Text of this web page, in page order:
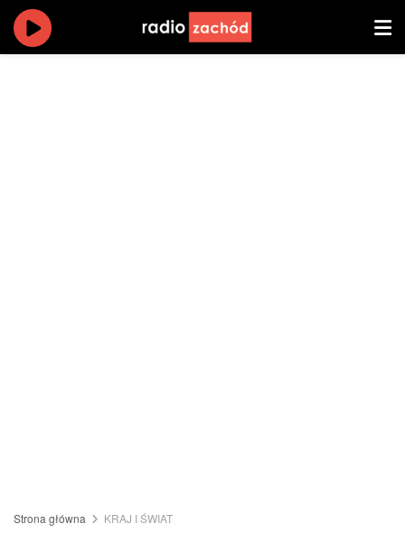
Strona główna KRAJ I ŚWIAT